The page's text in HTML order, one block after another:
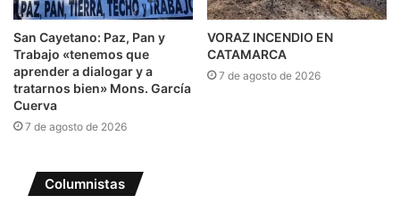
San Cayetano: Paz, Pan y
Trabajo «tenemos que
aprender a dialogar y a
tratarnos bien» Mons. García
Cuerva
7 de agosto de 2026
VORAZ INCENDIO EN
CATAMARCA
7 de agosto de 2026
Columnistas